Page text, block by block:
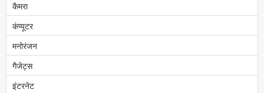
कैमरा
कंप्यूटर
मनोरंजन
गैजेट्स
इंटरनेट